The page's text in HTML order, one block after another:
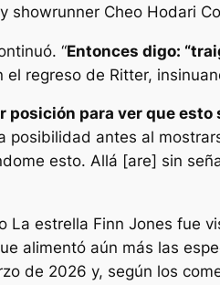
showrunner Cheo Hodari
“Entonces digo:
regreso de Ritter,
posición para ver que
posibilidad antes al
esto. Allá [are] sin
La estrella Finn Jones fue
alimentó aún más las
de 2026 y, según los